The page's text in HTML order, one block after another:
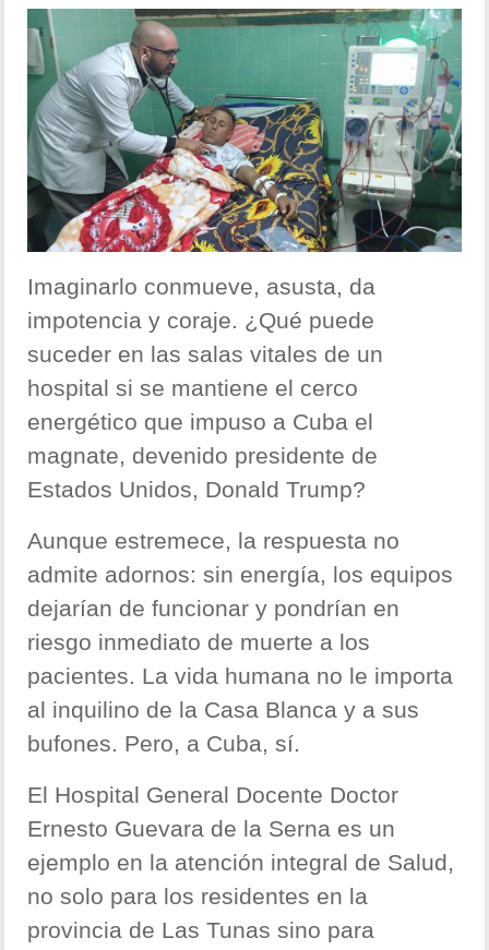
Imaginarlo conmueve, asusta, da
impotencia y coraje. ¿Qué puede
suceder en las salas vitales de un
hospital si se mantiene el cerco
energético que impuso a Cuba el
magnate, devenido presidente de
Estados Unidos, Donald Trump?
Aunque estremece, la respuesta no
admite adornos: sin energía, los equipos
dejarían de funcionar y pondrían en
riesgo inmediato de muerte a los
pacientes. La vida humana no le importa
al inquilino de la Casa Blanca y a sus
bufones. Pero, a Cuba, sí.
El Hospital General Docente Doctor
Ernesto Guevara de la Serna es un
ejemplo en la atención integral de Salud,
no solo para los residentes en la
provincia de Las Tunas sino para